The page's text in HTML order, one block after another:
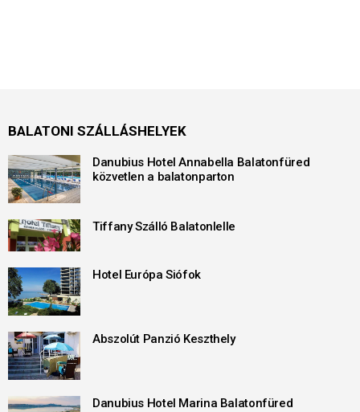
BALATONI SZÁLLÁSHELYEK
Danubius Hotel Annabella Balatonfüred
közvetlen a balatonparton
Tiffany Szálló Balatonlelle
Hotel Európa Siófok
Abszolút Panzió Keszthely
Danubius Hotel Marina Balatonfüred